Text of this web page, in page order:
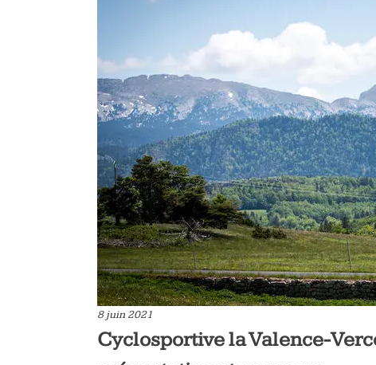
8 juin 2021
Cyclosportive la Valence-